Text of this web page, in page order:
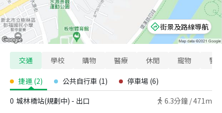
街景及路線導航
交通 學校 購物 醫療 休閒 寵物 警
捷運 (2) 公共自行車 (1) 停車場 (6)
0 城林橋站(規劃中) - 出口 6.3分鐘 /471m